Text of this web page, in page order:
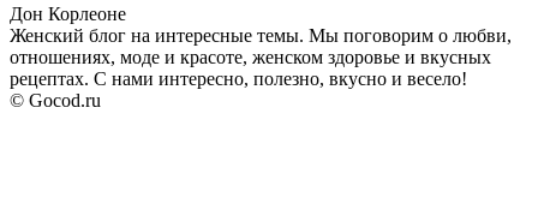
Дон Корлеоне
Женский блог на интересные темы. Мы поговорим о любви,
отношениях, моде и красоте, женском здоровье и вкусных
рецептах. С нами интересно, полезно, вкусно и весело!
© Gocod.ru